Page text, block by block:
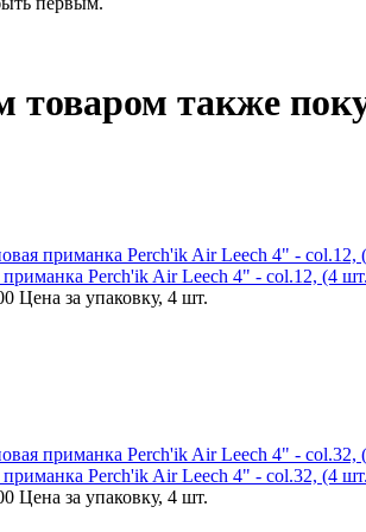
товаром также
Perch'ik Air Leech 4" - col.12, (4
Цена за упаковку, 4 шт.
Perch'ik Air Leech 4" - col.32, (4
Цена за упаковку, 4 шт.